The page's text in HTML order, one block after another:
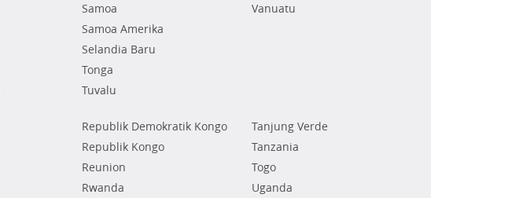
Samoa
Samoa Amerika
Selandia Baru
Tonga
Tuvalu
Vanuatu
Republik Demokratik Kongo
Republik Kongo
Reunion
Rwanda
Tanjung Verde
Tanzania
Togo
Uganda